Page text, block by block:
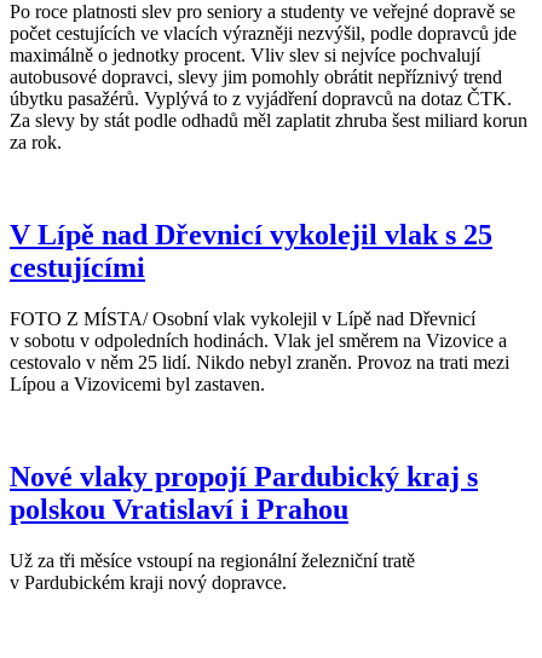
Po roce platnosti slev pro seniory a studenty ve veřejné dopravě se
počet cestujících ve vlacích výrazněji nezvýšil, podle dopravců jde
maximálně o jednotky procent. Vliv slev si nejvíce pochvalují
autobusové dopravci, slevy jim pomohly obrátit nepříznivý trend
úbytku pasažérů. Vyplývá to z vyjádření dopravců na dotaz ČTK.
Za slevy by stát podle odhadů měl zaplatit zhruba šest miliard korun
za rok.
V Lípě nad Dřevnicí vykolejil vlak s 25
cestujícími
FOTO Z MÍSTA/ Osobní vlak vykolejil v Lípě nad Dřevnicí
v sobotu v odpoledních hodinách. Vlak jel směrem na Vizovice a
cestovalo v něm 25 lidí. Nikdo nebyl zraněn. Provoz na trati mezi
Lípou a Vizovicemi byl zastaven.
Nové vlaky propojí Pardubický kraj s
polskou Vratislaví i Prahou
Už za tři měsíce vstoupí na regionální železniční tratě
v Pardubickém kraji nový dopravce.